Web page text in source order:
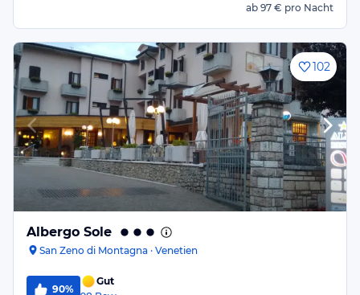
ab 97 € pro Nacht
102
Albergo Sole
San Zeno di Montagna · Venetien
90%
Gut